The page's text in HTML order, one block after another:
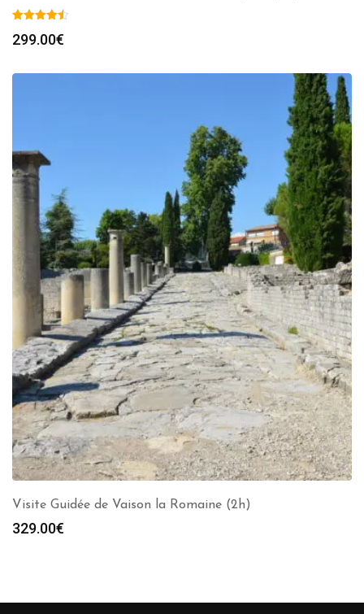
299.00€
Visite Guidée de Vaison la Romaine (2h)
329.00€